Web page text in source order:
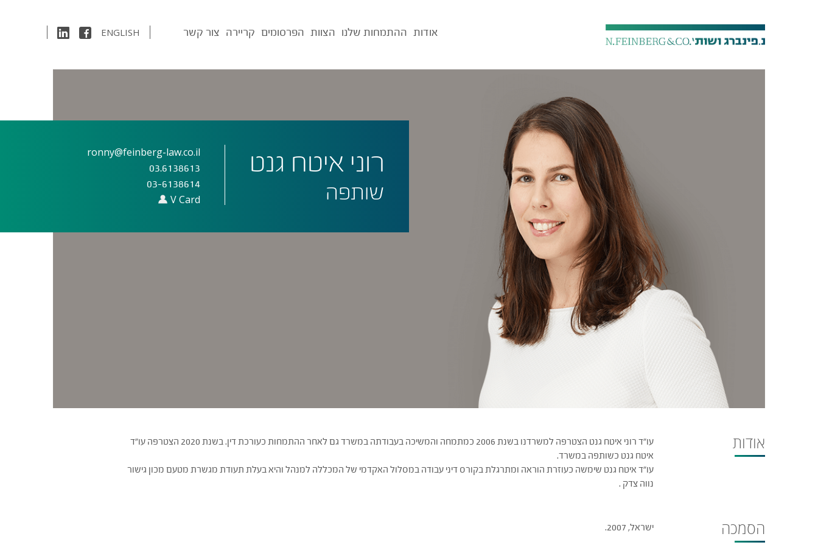
אודות ההתמחות שלנו הצוות הפרסומים קריירה צור קשר ENGLISH
רוני איטח גנט
שותפה
ronny@feinberg-law.co.il
03.6138613
03-6138614
V Card
אודות
עו"ד רוני איטח גנט הצטרפה למשרדנו בשנת 2006 כמתמחה והמשיכה בעבודתה במשרד גם לאחר ההתמחות כעורכת דין. בשנת 2020 הצטרפה עו"ד
איטח גנט כשותפה במשרד.
עו"ד איטח גנט שימשה כעוזרת הוראה ומתרגלת בקורס דיני עבודה במסלול האקדמי של המכללה למנהל והיא בעלת תעודת מגשרת מטעם מכון גישור
נווה צדק .
הסמכה ישראל, 2007.